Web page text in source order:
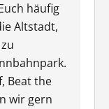
häufig
Altstadt,
Beat the
wir gern